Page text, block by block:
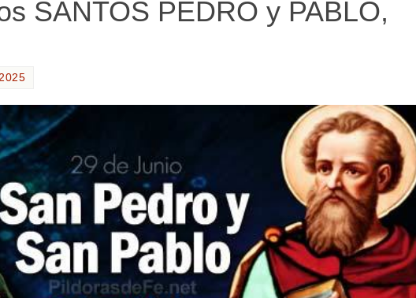
SANTOS PEDRO y PABLO,